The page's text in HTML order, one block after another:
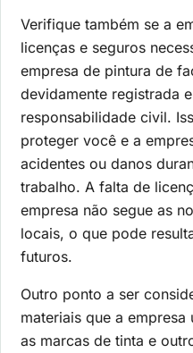
Verifique também se a
licenças e seguros
empresa de pintura de
devidamente registrada
responsabilidade civil.
proteger você e a
acidentes ou danos
trabalho. A falta de
empresa não segue as
locais, o que pode
futuros.
Outro ponto a ser
materiais que a
as marcas de tinta e